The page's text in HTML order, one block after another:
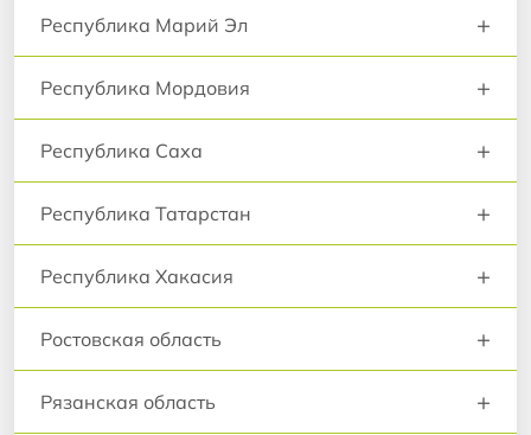
Республика Марий Эл +
Республика Мордовия +
Республика Саха +
Республика Татарстан +
Республика Хакасия +
Ростовская область +
Рязанская область +